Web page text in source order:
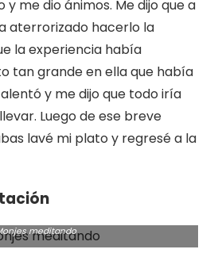
y me dio ánimos. Me dijo que a
aterrorizado hacerlo la
la experiencia había
tan grande en ella que había
y me dijo que todo iría
Luego de ese breve
lavé mi plato y regresé a la
meditando